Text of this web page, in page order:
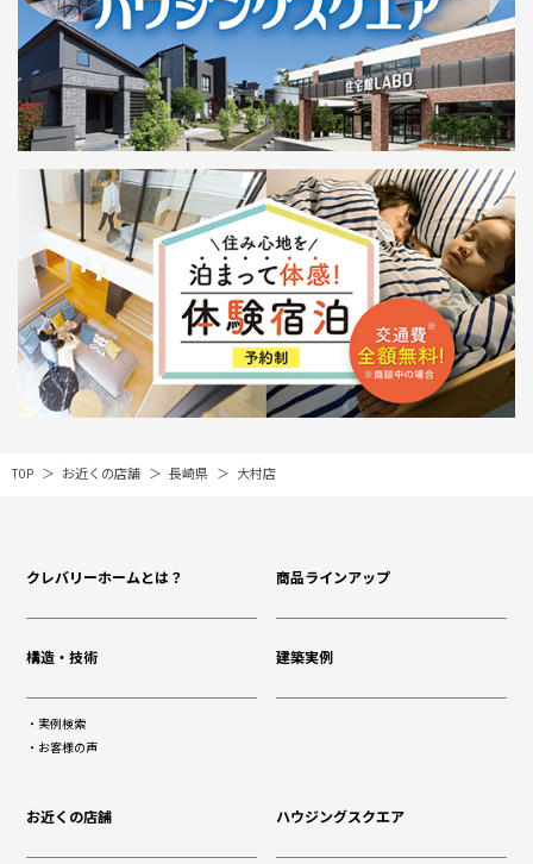
TOP お近くの店舗 長崎県 大村店
クレバリーホームとは？ 商品ラインアップ
構造・技術 建築実例
実例検索
お客様の声
お近くの店舗 ハウジングスクエア